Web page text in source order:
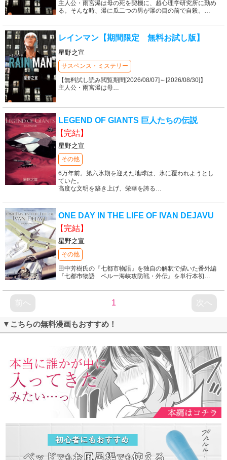
主人公・雨宮瀑は母の死を契機に、超心理学研究所に勤め
る。そんな時、瀑に瓜二つの男が瀑の目の前で自殺。 …
レインマン【期間限定 無料お試し版】
星野之宣
サスペンス・ミステリー
【無料試し読み閲覧期間[2026/08/07]～[2026/08/30]】
主人公・雨宮瀑は母…
LEGEND OF GIANTS 巨人たちの伝説
【完結】
星野之宣
その他
6万年前。第六氷期を迎えた地球は、氷に覆われようとし
ていた。
高度な文明を築き上げ、栄華を誇る…
ONE DAY IN THE LIFE OF IVAN DEJAVU
【完結】
星野之宣
その他
田中芳樹氏の『七都市物語』を独自の解釈で描いた番外編
『七都市物語 ペルー海峡攻防戦・外伝』を単行本初…
前へ 1 次へ
▼こちらの無料漫画もおすすめ！